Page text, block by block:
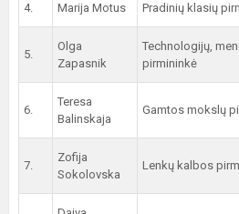
4. Marija Motus Pradinių klasių
5.
Olga
Zapasnik
Technologijų,
pirmininkė
6.
Teresa
Balinskaja
Gamtos mokslų
7.
Zofija
Sokolovska
Lenkų kalbos